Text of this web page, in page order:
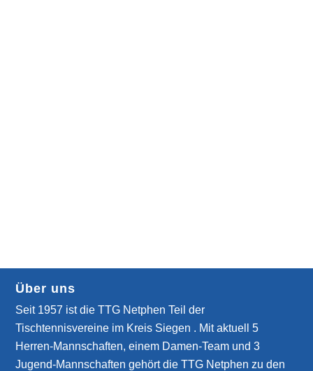
Über uns
Seit 1957 ist die TTG Netphen Teil der
Tischtennisvereine im Kreis Siegen . Mit aktuell 5
Herren-Mannschaften, einem Damen-Team und 3
Jugend-Mannschaften gehört die TTG Netphen zu den